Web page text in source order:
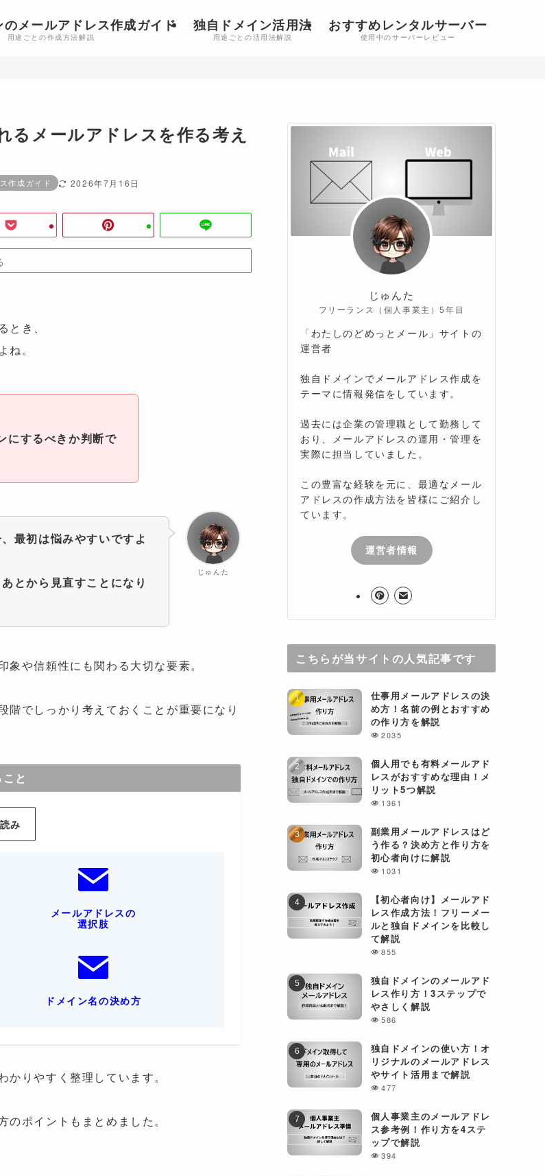
メールアドレス作成ガイド
用途ごとの作成方法解説
独自ドメイン活用法
用途ごとの活用法解説
おすすめレンタルサーバー
使用中のサーバーレビュー
るメールアドレスを作る考え
作成ガイド 2026年7月16日
き、
ね。
にするべきか判断で
じゅんた
最初は悩みやすいですよ
とから見直すことになり
や信頼性にも関わる大切な要素。
でしっかり考えておくことが重要になり
と
み
メールアドレスの
選択肢
ドメイン名の決め方
りやすく整理しています。
ポイントもまとめました。
じゅんた
フリーランス（個人事業主）5年目
「わたしのどめっとメール」サイトの
運営者
独自ドメインでメールアドレス作成を
テーマに情報発信をしています。
過去には企業の管理職として勤務して
おり、メールアドレスの運用・管理を
実際に担当していました。
この豊富な経験を元に、最適なメール
アドレスの作成方法を皆様にご紹介し
ています。
運営者情報
こちらが当サイトの人気記事です
仕事用メールアドレスの決
め方！名前の例とおすすめ
の作り方を解説
2035
個人用でも有料メールアド
レスがおすすめな理由！メ
リット5つ解説
1361
副業用メールアドレスはど
う作る？決め方と作り方を
初心者向けに解説
1031
【初心者向け】メールアド
レス作成方法！フリーメー
ルと独自ドメインを比較し
て解説
855
独自ドメインのメールアド
レス作り方！3ステップで
やさしく解説
586
独自ドメインの使い方！オ
リジナルのメールアドレス
やサイト活用まで解説
477
個人事業主のメールアドレ
ス参考例！作り方を4ステ
ップで解説
394